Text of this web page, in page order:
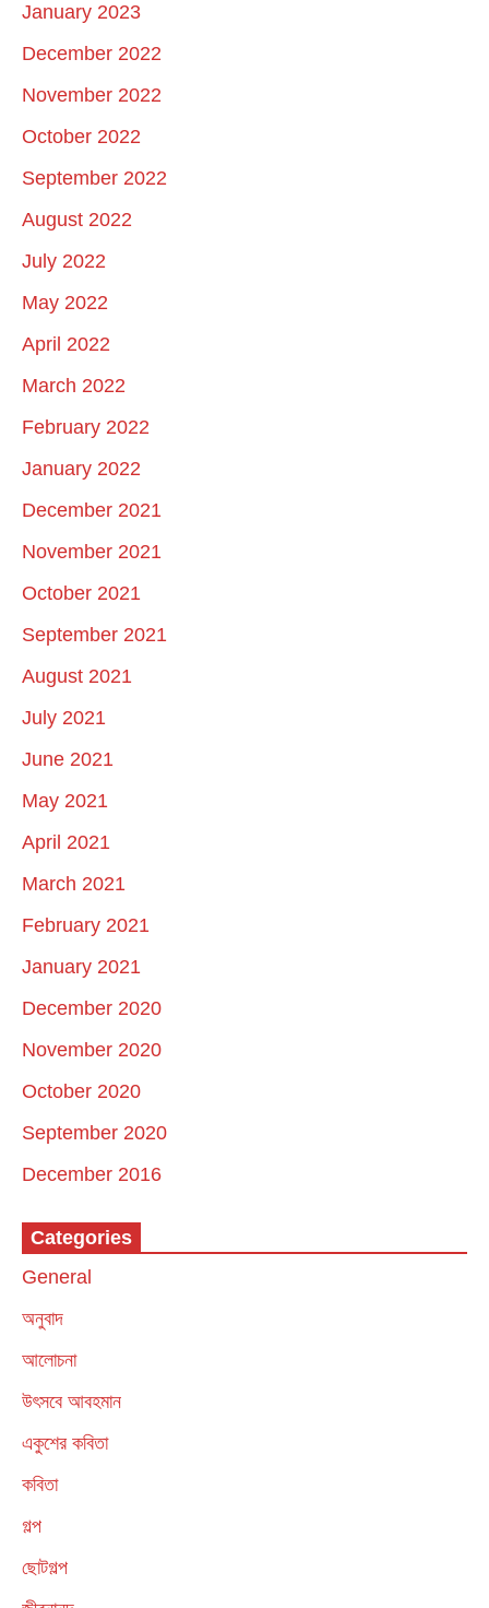
January 2023
December 2022
November 2022
October 2022
September 2022
August 2022
July 2022
May 2022
April 2022
March 2022
February 2022
January 2022
December 2021
November 2021
October 2021
September 2021
August 2021
July 2021
June 2021
May 2021
April 2021
March 2021
February 2021
January 2021
December 2020
November 2020
October 2020
September 2020
December 2016
Categories
General
অনুবাদ
আলোচনা
উৎসবে আবহমান
একুশের কবিতা
কবিতা
গল্প
ছোটগল্প